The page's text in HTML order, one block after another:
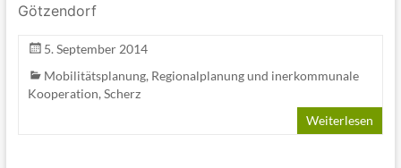
Götzendorf
5. September 2014
Mobilitätsplanung, Regionalplanung und inerkommunale
Kooperation, Scherz
Weiterlesen